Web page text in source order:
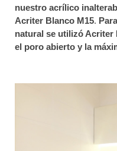
nuestro acrílico
Acriter Blanco M15.
natural se utilizó Acriter
el poro abierto y la